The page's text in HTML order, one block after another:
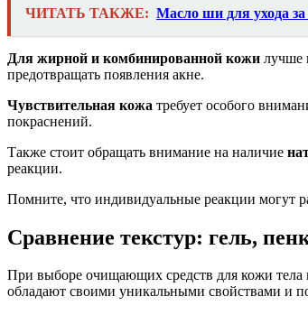
ЧИТАТЬ ТАКЖЕ: Масло ши для ухода за
Для жирной и комбинированной кожи лучше
предотвращать появления акне.
Чувствительная кожа требует особого
покраснений.
Также стоит обращать внимание на наличие
реакции.
Помните, что индивидуальные реакции могут
Сравнение текстур: гель,
При выборе очищающих средств для кожи тела
обладают своими уникальными свойствами и